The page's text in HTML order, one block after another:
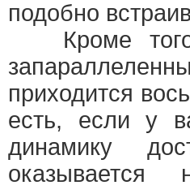
подобно
Кроме
приходится
есть, если у
динамику
оказывается